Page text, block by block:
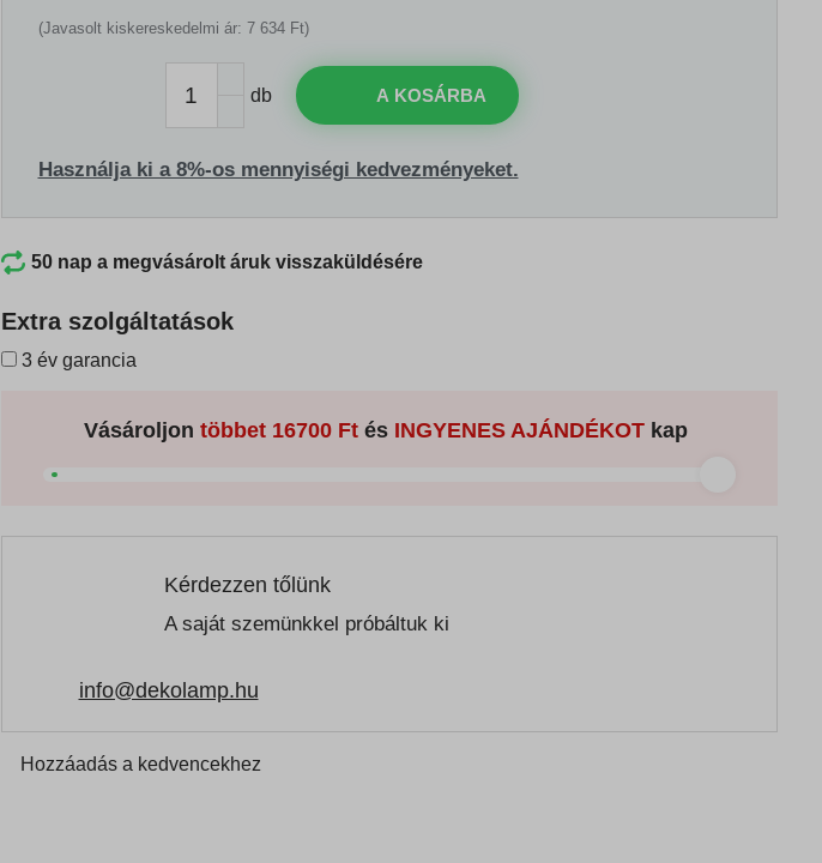
(Javasolt kiskereskedelmi ár: 7 634 Ft)
db A KOSÁRBA
Használja ki a 8%-os mennyiségi kedvezményeket.
50 nap a megvásárolt áruk visszaküldésére
Extra szolgáltatások
3 év garancia
Vásároljon többet 16700 Ft és INGYENES AJÁNDÉKOT kap
Kérdezzen tőlünk
A saját szemünkkel próbáltuk ki
info@dekolamp.hu
Hozzáadás a kedvencekhez